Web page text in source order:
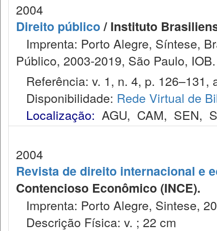
2004
Direito público/ Instituto
Imprenta: Porto Alegre, Síntese,
Público, 2003-2019, São Paulo, IOB.
Referência: v. 1, n. 4, p. 126–131,
Disponibilidade: Rede Virtual de
Localização: AGU, CAM, SEN,
2004
Revista de direito internacional e
Contencioso Econômico (INCE).
Imprenta: Porto Alegre, Sintese,
Descrição Física: v. ; 22 cm